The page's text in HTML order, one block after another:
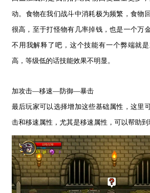
动。 食物在我们战斗中消耗极为频繁，食物
很高，至于打怪物有几率掉钱，也是一个万
不用我解释了吧，这个技能有一个弊端就是
高，等级低的话技能效果不明显 。
加攻击—移速—防御—暴击
最后玩家可以选择增加这些基础属性，这里
击和移速属性，尤其是移速属性 ， 可以帮助到